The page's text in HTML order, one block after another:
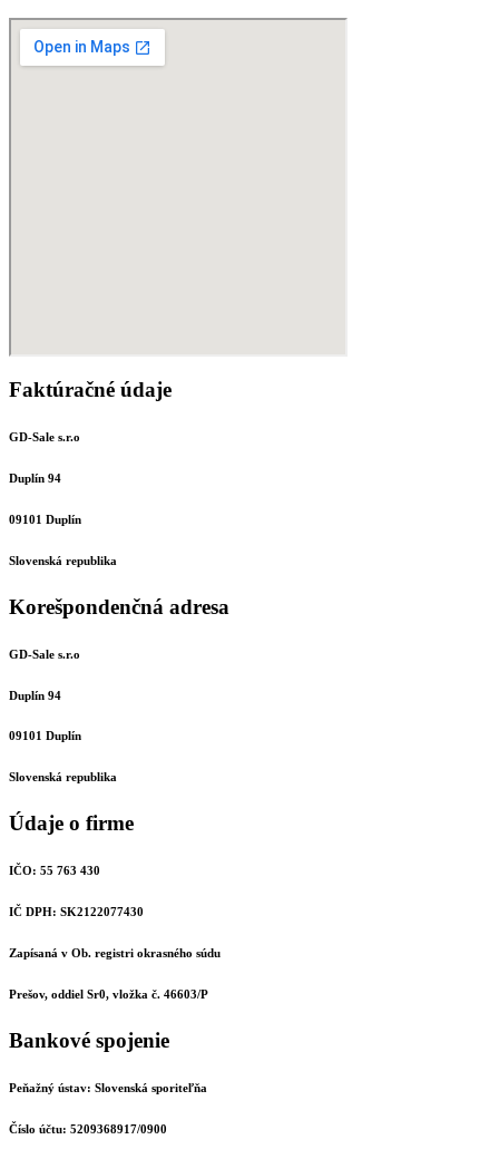
Faktúračné údaje
GD-Sale s.r.o
Duplín 94
09101 Duplín
Slovenská republika
Korešpondenčná adresa
GD-Sale s.r.o
Duplín 94
09101 Duplín
Slovenská republika
Údaje o firme
IČO: 55 763 430
IČ DPH: SK2122077430
Zapísaná v Ob. registri okrasného súdu
Prešov, oddiel Sr0, vložka č. 46603/P
Bankové spojenie
Peňažný ústav: Slovenská sporiteľňa
Číslo účtu: 5209368917/0900